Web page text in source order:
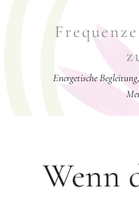
Energetische
Wenn